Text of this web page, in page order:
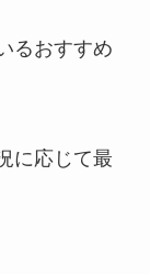
るおすすめ
に応じて最